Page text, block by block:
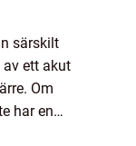
särskilt
ett akut
Om
har en